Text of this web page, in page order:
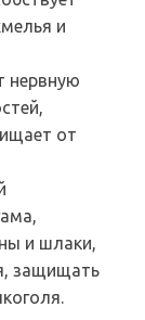
и
нервную
от
и шлаки,
защищать